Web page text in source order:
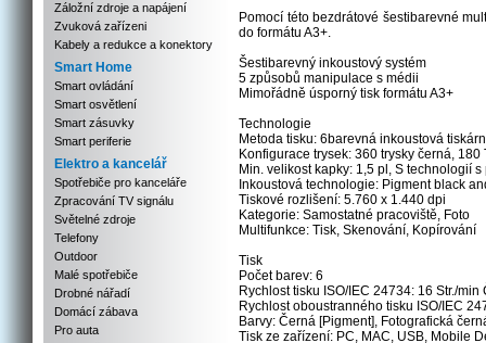
Záložní zdroje a napájení
Zvuková zařízeni
Kabely a redukce a konektory
Smart Home
Smart ovládání
Smart osvětlení
Smart zásuvky
Smart periferie
Elektro a kancelář
Spotřebiče pro kanceláře
Zpracování TV signálu
Světelné zdroje
Telefony
Outdoor
Malé spotřebiče
Drobné nářadí
Domácí zábava
Pro auta
Pomocí této bezdrátové šestibarevné
do formátu A3+.
Šestibarevný inkoustový systém
5 způsobů manipulace s médii
Mimořádně úsporný tisk formátu A3+
Technologie
Metoda tisku: 6barevná inkoustová
Konfigurace trysek: 360 trysky černá,
Min. velikost kapky: 1,5 pl, S technologií
Inkoustová technologie: Pigment black
Tiskové rozlišení: 5.760 x 1.440 dpi
Kategorie: Samostatné pracoviště, Foto
Multifunkce: Tisk, Skenování, Kopírování
Tisk
Počet barev: 6
Rychlost tisku ISO/IEC 24734: 16 Str./
Rychlost oboustranného tisku ISO/IEC
Barvy: Černá [Pigment], Fotografická
Tisk ze zařízení: PC, MAC, USB, Mobile